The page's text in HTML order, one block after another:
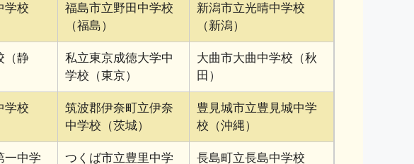
学校
福島市立野田中学校
（福島）
新潟市立光晴中学校
（新潟）
（静
私立東京成徳大学中
学校（東京）
大曲市大曲中学校（秋
田）
学校
筑波郡伊奈町立伊奈
中学校（茨城）
豊見城市立豊見城中学
校（沖縄）
一中学 つくば市立豊里中学 長島町立長島中学校